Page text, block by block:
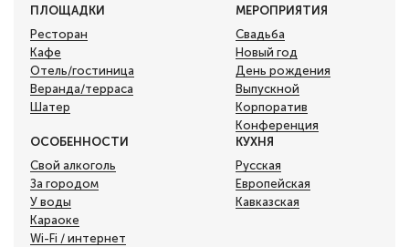
ПЛОЩАДКИ
Ресторан
Кафе
Отель/гостиница
Веранда/терраса
Шатер
МЕРОПРИЯТИЯ
Свадьба
Новый год
День рождения
Выпускной
Корпоратив
Конференция
ОСОБЕННОСТИ
Свой алкоголь
За городом
У воды
Караоке
Wi-Fi / интернет
КУХНЯ
Русская
Европейская
Кавказская